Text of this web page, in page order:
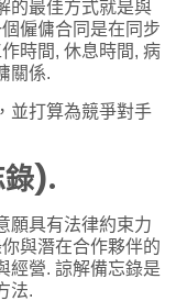
的最佳方式就是與
僱傭合同是在同步
時間, 休息時間, 病
關係.
並打算為競爭對手
錄).
願具有法律約束力
與潛在合作夥伴的
經營. 諒解備忘錄是
法.